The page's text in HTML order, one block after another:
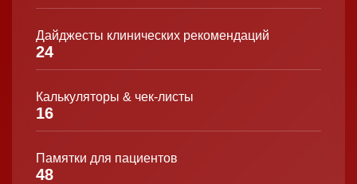
Дайджесты клинических рекомендаций
24
Калькуляторы & чек-листы
16
Памятки для пациентов
48